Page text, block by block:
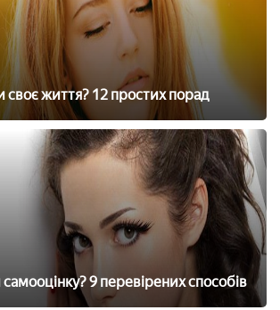
своє життя? 12 простих порад
9 перевірених способів